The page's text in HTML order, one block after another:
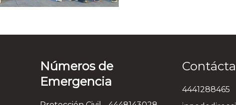
Números de
Emergencia
4441288465